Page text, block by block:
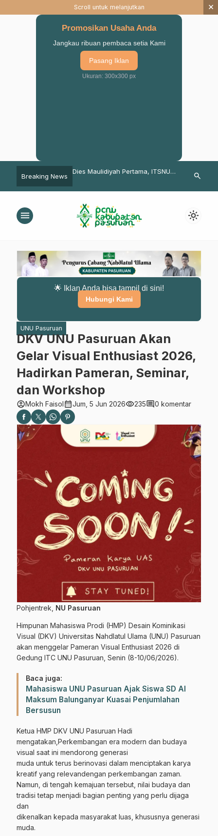
Scroll untuk melanjutkan ×
Promosikan Usaha Anda
Jangkau ribuan pembaca setia Kami
Pasang Iklan
Ukuran: 300x300 px
Breaking News
Abdul Qodir Al
Resmikan
Dies Maulidiyah Pertama, ITSNU
Veve Zulfikar
Selama
Optimalkan
Perkuliahan
search
menu light_mode
🌟 Iklan Anda bisa tampil di sini!
Hubungi Kami
UNU Pasuruan
DKV UNU Pasuruan Akan
Gelar Visual Enthusiast 2026,
Hadirkan Pameran, Seminar,
dan Workshop
account_circleMokh Faisolcalendar_monthJum, 5 Jun 2026visibility235comment0 komentar
Pohjentrek, NU Pasuruan
Himpunan Mahasiswa Prodi (HMP) Desain Kominikasi
Visual (DKV) Universitas Nahdlatul Ulama (UNU) Pasuruan
akan menggelar Pameran Visual Enthusiast 2026 di
Gedung ITC UNU Pasuruan, Senin (8-10/06/2026).
Baca juga:
Mahasiswa UNU Pasuruan Ajak Siswa SD Al
Maksum Balunganyar Kuasai Penjumlahan
Bersusun
Ketua HMP DKV UNU Pasuruan Hadi
mengatakan,Perkembangan era modern dan budaya
visual saat ini mendorong generasi
muda untuk terus berinovasi dalam menciptakan karya
kreatif yang relevandengan perkembangan zaman.
Namun, di tengah kemajuan tersebut, nilai budaya dan
tradisi tetap menjadi bagian penting yang perlu dijaga
dan
dikenalkan kepada masyarakat luas, khususnya generasi
muda.